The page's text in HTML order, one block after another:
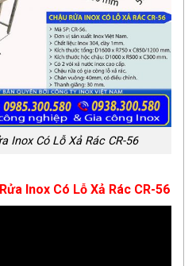
Inox Có Lỗ Xả Rác CR-56
Inox Có Lỗ Xả Rác CR-56